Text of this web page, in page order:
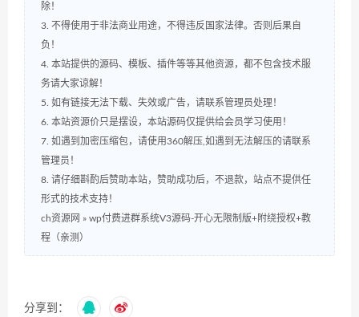
除！
3. 不得使用于非法商业用途，不得违反国家法律。否则后果自
负！
4. 本站提供的源码、模板、插件等等其他资源，都不包含技术服
务请大家谅解！
5. 如有链接无法下载、失效或广告，请联系管理员处理！
6. 本站资源价只是摆设，本站源码仅提供给会员学习使用！
7. 如遇到加密压缩包，请使用360解压,如遇到无法解压的请联系
管理员！
8. 请仔细斟酌后赞助本站，赞助成功后，不退款，站点不提供任
形式的技术支持！
ch资源网 » wp付费进群系统V3源码-开心无限制版+附绕授权+教
程（亲测）
分享到：